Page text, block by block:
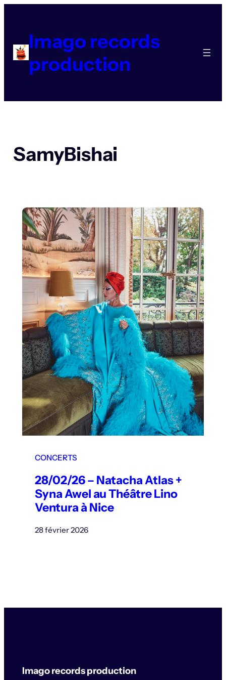
contenuImago records
production
SamyBishai
CONCERTS
28/02/26 – Natacha Atlas +
Syna Awel au Théâtre Lino
Ventura à Nice
28 février 2026
Imago records production